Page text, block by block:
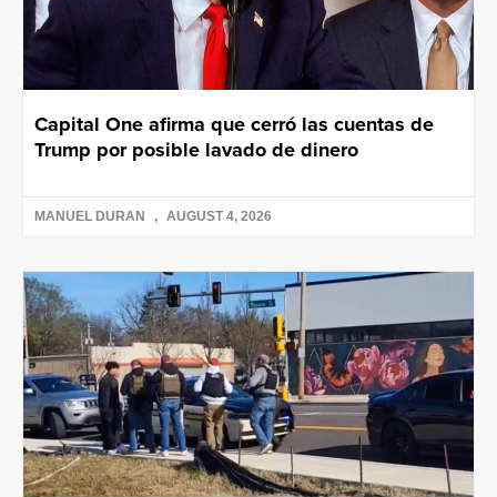
Capital One afirma que cerró las cuentas de
Trump por posible lavado de dinero
MANUEL DURAN AUGUST 4, 2026